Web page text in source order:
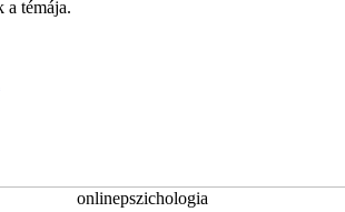
a témája.